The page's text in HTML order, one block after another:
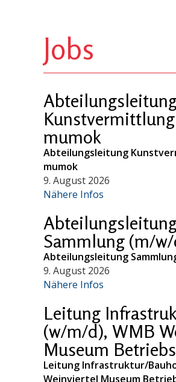
Jobs
mumok
Abteilungsleitung
mumok
9. August 2026
Nähere Infos
Sammlung (m/
Abteilungsleitung
9. August 2026
Nähere Infos
Leitung
(w/m/d), WMB
Museum
Leitung Infrastruktur/
Weinviertel Museum